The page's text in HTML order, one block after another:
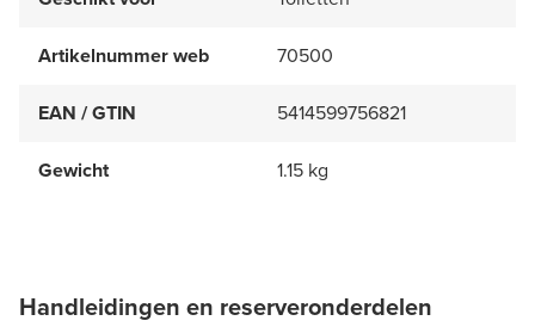
Artikelnummer web 70500
EAN / GTIN 5414599756821
Gewicht 1.15 kg
Handleidingen en reserveronderdelen